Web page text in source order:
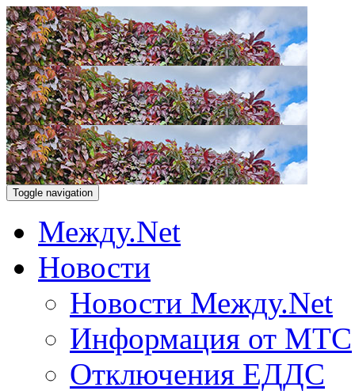
Toggle navigation
Между.Net
Новости
Новости Между.Net
Информация от МТС
Отключения ЕДДС